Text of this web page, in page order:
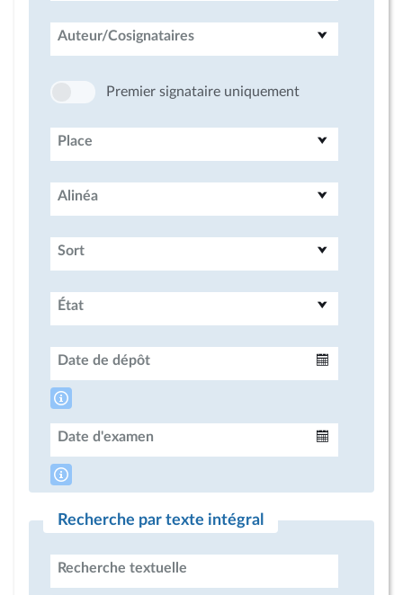
Auteur/Cosignataires
Premier signataire uniquement
Place
Alinéa
Sort
État
Date de dépôt
Date d'examen
Recherche par texte intégral
Recherche textuelle